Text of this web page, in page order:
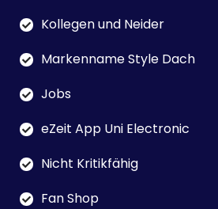
Kollegen und Neider
Markenname Style Dach
Jobs
eZeit App Uni Electronic
Nicht Kritikfähig
Fan Shop